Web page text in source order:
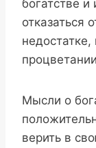
богатстве
отказаться
Мысли о
верить в